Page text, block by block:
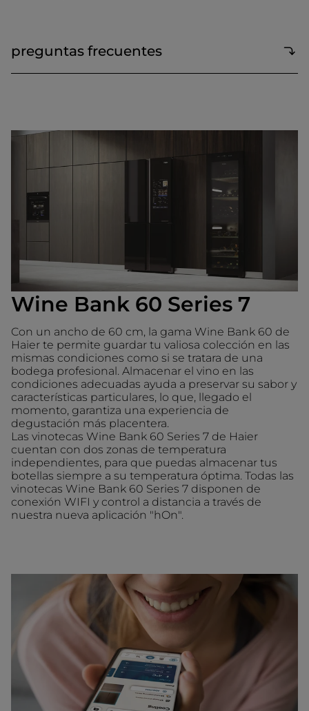
preguntas frecuentes
Wine Bank 60 Series 7
Con un ancho de 60 cm, la gama Wine Bank 60 de
Haier te permite guardar tu valiosa colección en las
mismas condiciones como si se tratara de una
bodega profesional. Almacenar el vino en las
condiciones adecuadas ayuda a preservar su sabor y
características particulares, lo que, llegado el
momento, garantiza una experiencia de
degustación más placentera.
Las vinotecas Wine Bank 60 Series 7 de Haier
cuentan con dos zonas de temperatura
independientes, para que puedas almacenar tus
botellas siempre a su temperatura óptima. Todas las
vinotecas Wine Bank 60 Series 7 disponen de
conexión WIFI y control a distancia a través de
nuestra nueva aplicación "hOn".